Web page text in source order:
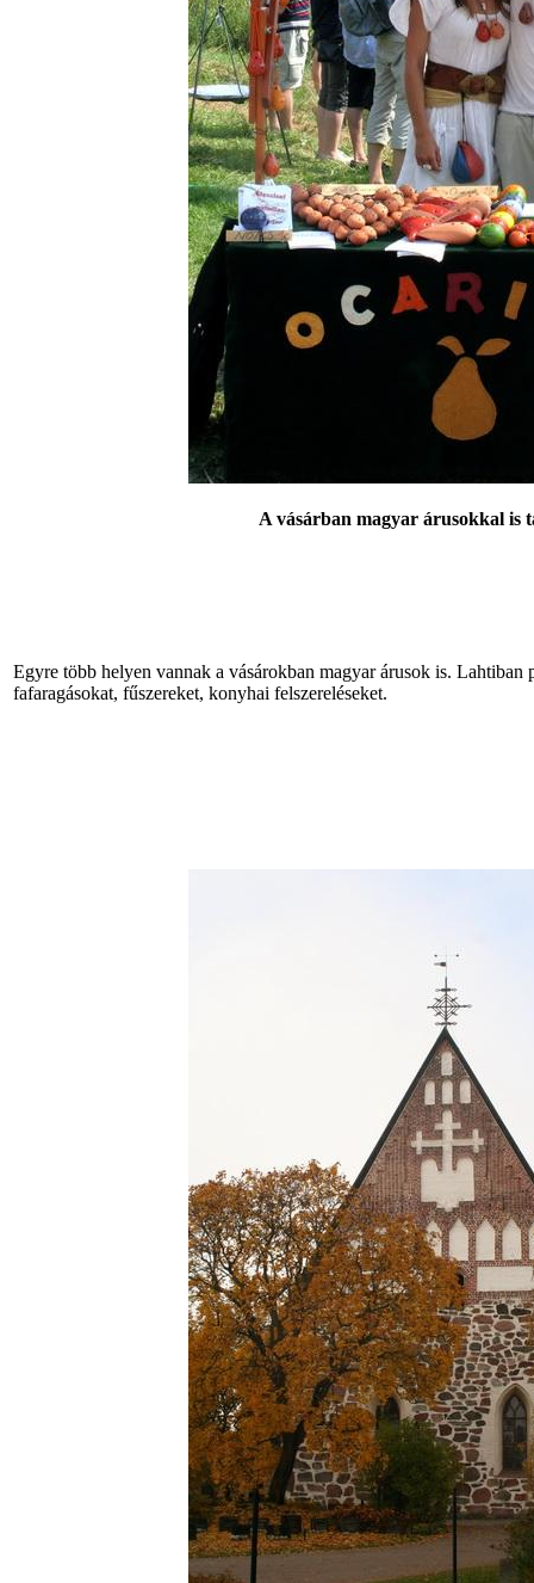
A vásárban magyar árusokkal is
Egyre több helyen vannak a vásárokban magyar árusok is.
fafaragásokat, fűszereket, konyhai felszereléseket.